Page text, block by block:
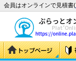
会員はオンラインで見積書(